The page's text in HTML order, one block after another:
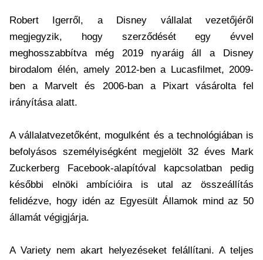
Robert Igerről, a Disney vállalat vezetőjéről
megjegyzik, hogy szerződését egy évvel
meghosszabbítva még 2019 nyaráig áll a Disney
birodalom élén, amely 2012-ben a Lucasfilmet, 2009-
ben a Marvelt és 2006-ban a Pixart vásárolta fel
irányítása alatt.
A vállalatvezetőként, mogulként és a technológiában is
befolyásos személyiségként megjelölt 32 éves Mark
Zuckerberg Facebook-alapítóval kapcsolatban pedig
későbbi elnöki ambícióira is utal az összeállítás
felidézve, hogy idén az Egyesült Államok mind az 50
államát végigjárja.
A Variety nem akart helyezéseket felállítani. A teljes